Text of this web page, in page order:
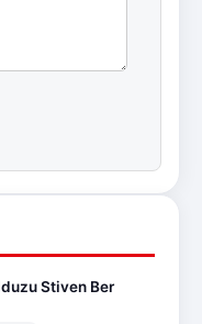
Stiven Ber